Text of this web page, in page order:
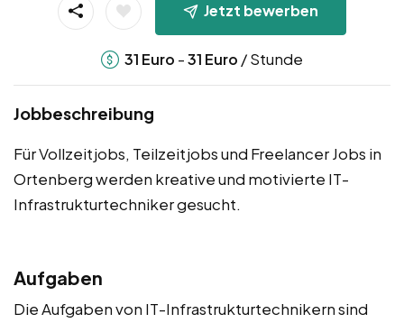
Jetzt bewerben
31 Euro -31 Euro / Stunde
Jobbeschreibung
Für Vollzeitjobs, Teilzeitjobs und Freelancer Jobs in
Ortenberg werden kreative und motivierte IT-
Infrastrukturtechniker gesucht.
Aufgaben
Die Aufgaben von IT-Infrastrukturtechnikern sind